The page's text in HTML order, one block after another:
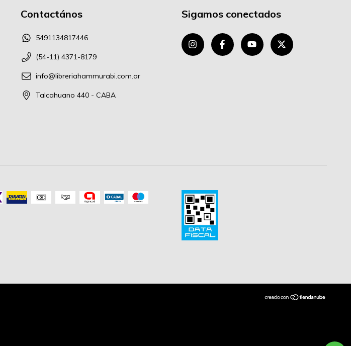
Contactános
5491134817446
(54-11) 4371-8179
info@libreriahammurabi.com.ar
Talcahuano 440 - CABA
Sigamos conectados